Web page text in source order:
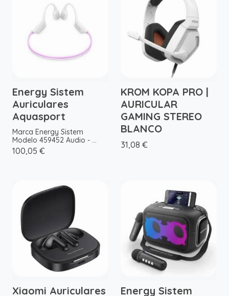
Energy Sistem
Auriculares
Aquasport
Marca Energy Sistem
Modelo 459452 Audio - ...
100,05 €
KROM KOPA PRO |
AURICULAR
GAMING STEREO
BLANCO
31,08 €
Xiaomi Auriculares
Energy Sistem